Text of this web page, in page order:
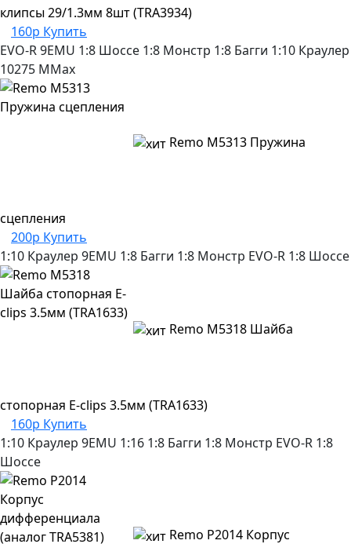
клипсы 29/1.3мм 8шт (TRA3934)
160р Купить
EVO-R9EMU 1:8 Шоссе 1:8 Монстр 1:8 Багги 1:10 Краулер
10275 MMax
Remo M5313 Пружина
сцепления
200р Купить
1:10 Краулер 9EMU 1:8 Багги 1:8 Монстр EVO-R 1:8 Шоссе
Remo M5318 Шайба
стопорная E-clips 3.5мм (TRA1633)
160р Купить
1:10 Краулер 9EMU 1:16 1:8 Багги 1:8 Монстр EVO-R 1:8
Шоссе
Remo P2014 Корпус